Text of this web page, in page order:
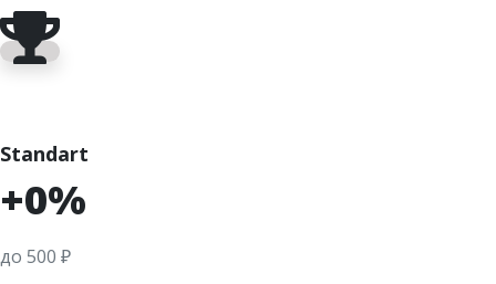
Standart
+0%
до 500 ₽